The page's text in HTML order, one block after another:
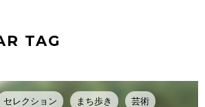
TAG
セレクション まち歩き 芸術